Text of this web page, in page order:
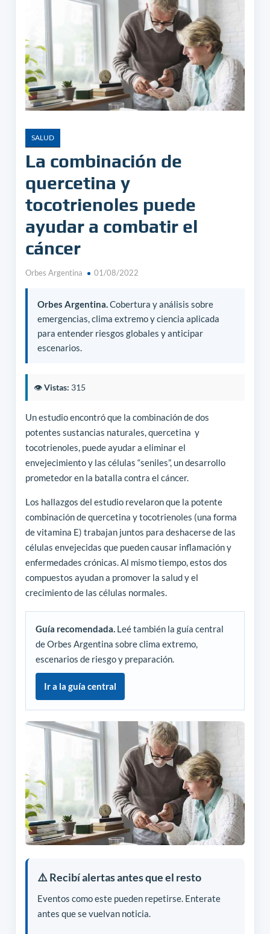
SALUD
La combinación de
quercetina y
tocotrienoles puede
ayudar a combatir el
cáncer
Orbes Argentina 01/08/2022
Orbes Argentina.Cobertura y análisis sobre
emergencias, clima extremo y ciencia aplicada
para entender riesgos globales y anticipar
escenarios.
👁️Vistas: 315
Un estudio encontró que la combinación de dos
potentes sustancias naturales, quercetina y
tocotrienoles, puede ayudar a eliminar el
envejecimiento y las células “seniles”, un desarrollo
prometedor en la batalla contra el cáncer.
Los hallazgos del estudio revelaron que la potente
combinación de quercetina y tocotrienoles (una forma
de vitamina E) trabajan juntos para deshacerse de las
células envejecidas que pueden causar inflamación y
enfermedades crónicas. Al mismo tiempo, estos dos
compuestos ayudan a promover la salud y el
crecimiento de las células normales.
Guía recomendada.Leé también la guía central
de Orbes Argentina sobre clima extremo,
escenarios de riesgo y preparación.
Ir a la guía central
⚠️ Recibí alertas antes que el resto
Eventos como este pueden repetirse. Enterate
antes que se vuelvan noticia.